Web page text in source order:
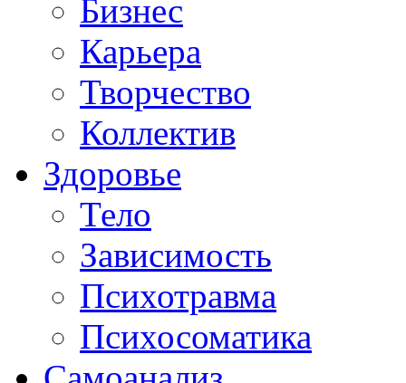
Бизнес
Карьера
Творчество
Коллектив
Здоровье
Тело
Зависимость
Психотравма
Психосоматика